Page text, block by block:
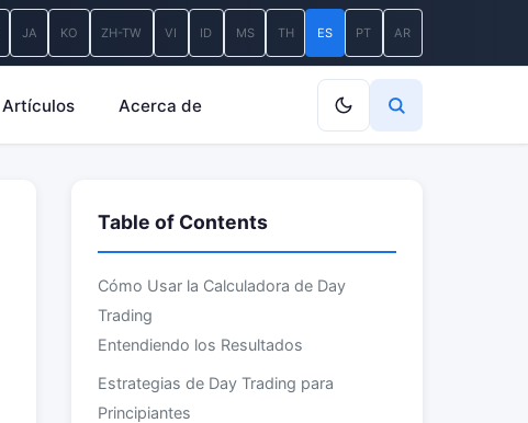
JA KO ZH-TW VI ID MS TH ES PT AR
Artículos Acerca de
Table of Contents
Cómo Usar la Calculadora de Day
Trading
Entendiendo los Resultados
Estrategias de Day Trading para
Principiantes